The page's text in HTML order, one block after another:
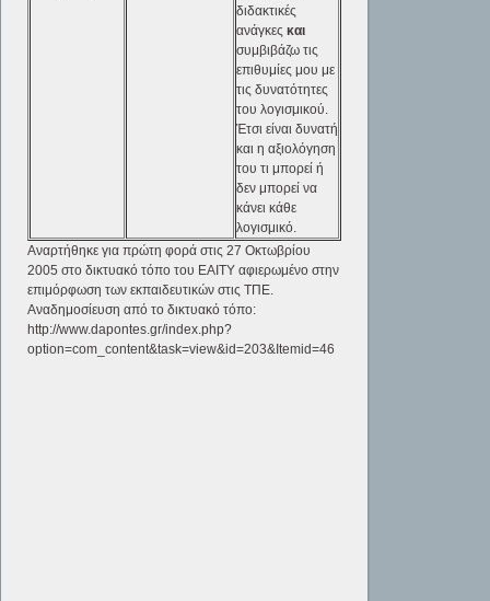
διδακτικές
ανάγκεςκαι
συμβιβάζω τις
επιθυμίες μου με
τις δυνατότητες
του λογισμικού.
Έτσι είναι δυνατή
και η αξιολόγηση
του τι μπορεί ή
δεν μπορεί να
κάνει κάθε
λογισμικό.
Αναρτήθηκε για πρώτη φορά στις 27 Οκτωβρίου
2005 στο δικτυακό τόπο του ΕΑΙΤΥ αφιερωμένο στην
επιμόρφωση των εκπαιδευτικών στις ΤΠΕ.
Αναδημοσίευση από το δικτυακό τόπο:
http://www.dapontes.gr/index.php?
option=com_content&task=view&id=203&Itemid=46